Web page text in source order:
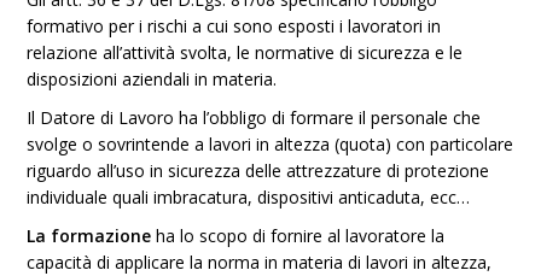
formativo per i rischi a cui sono esposti i lavoratori in
relazione all’attività svolta, le normative di sicurezza e le
disposizioni aziendali in materia.
Il Datore di Lavoro ha l’obbligo di formare il personale che
svolge o sovrintende a lavori in altezza (quota) con particolare
riguardo all’uso in sicurezza delle attrezzature di protezione
individuale quali imbracatura, dispositivi anticaduta, ecc…
La formazioneha lo scopo di fornire al lavoratore la
capacità di applicare la norma in materia di lavori in altezza,